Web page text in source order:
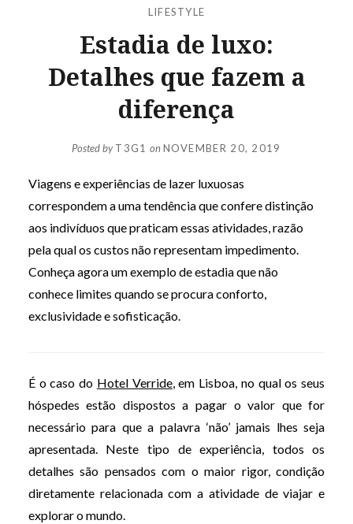
LIFESTYLE
Estadia de luxo:
Detalhes que fazem a
diferença
Posted byT3G1 onNOVEMBER 20, 2019
Viagens e experiências de lazer luxuosas
correspondem a uma tendência que confere distinção
aos indivíduos que praticam essas atividades, razão
pela qual os custos não representam impedimento.
Conheça agora um exemplo de estadia que não
conhece limites quando se procura conforto,
exclusividade e sofisticação.
É o caso do Hotel Verride, em Lisboa, no qual os seus
hóspedes estão dispostos a pagar o valor que for
necessário para que a palavra ‘não’ jamais lhes seja
apresentada. Neste tipo de experiência, todos os
detalhes são pensados com o maior rigor, condição
diretamente relacionada com a atividade de viajar e
explorar o mundo.